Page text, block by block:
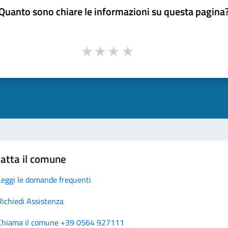
sono chiare le informazioni su questa
il comune
le domande frequenti
Assistenza
il comune +39 0564 927111